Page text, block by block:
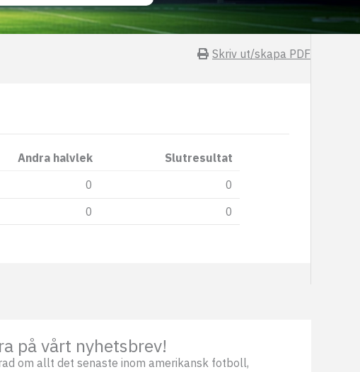
Skriv ut/skapa PDF
Andra halvlek
Slutresultat
0
0
0 0
på vårt nyhetsbrev!
om allt det senaste inom amerikansk fotboll,